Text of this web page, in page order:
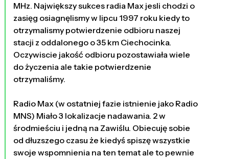
MHz. Największy sukces radia Max jesli chodzi o
zasięg osiagnęlismy w lipcu 1997 roku kiedy to
otrzymalismy potwierdzenie odbioru naszej
stacji z oddalonego o 35 km Ciechocinka.
Oczywiscie jakość odbioru pozostawiała wiele
do życzenia ale takie potwierdzenie
otrzymaliśmy.
Radio Max (w ostatniej fazie istnienie jako Radio
MNS) Miało 3 lokalizacje nadawania. 2 w
środmieściu i jedną na Zawiślu. Obiecuję sobie
od dłuzszego czasu że kiedyś spiszę wszystkie
swoje wspomnienia na ten temat ale to pewnie